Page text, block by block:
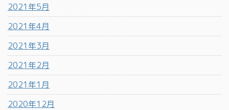
2021年5月
2021年4月
2021年3月
2021年2月
2021年1月
2020年12月